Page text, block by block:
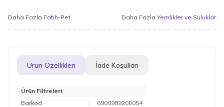
Daha Fazla Fatih-Pet Daha Fazla Yemlikler ve Suluklar
Ürün Özellikleri İade Koşulları
Ürün Filtreleri
Barkod
:
6900989200054